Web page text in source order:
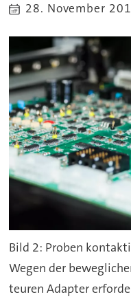
28. November
Bild 2: Proben
Wegen der
teuren Adapter